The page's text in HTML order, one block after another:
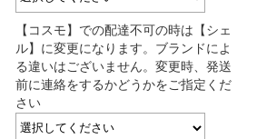
【コスモ】での配達不可の時は【シェ
ル】に変更になります。ブランドによ
る違いはございません。変更時、発送
前に連絡をするかどうかをご指定くだ
さい